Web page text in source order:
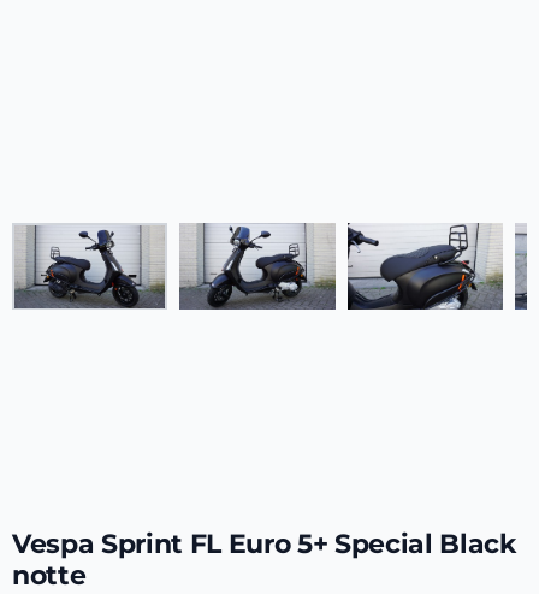
Vespa Sprint FL Euro 5+ Special Black
notte